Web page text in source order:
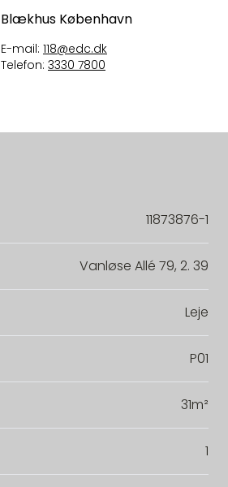
Blækhus København
E-mail: 118@edc.dk
Telefon: 3330 7800
11873876-1
Vanløse Allé 79, 2. 39
Leje
P01
31m²
1